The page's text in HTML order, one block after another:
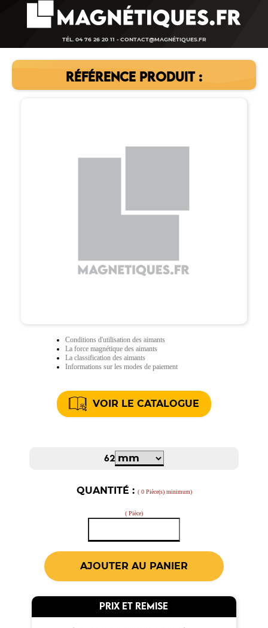
TÉL. 04 76 26 20 11 - CONTACT@MAGNÉTIQUES.FR
RÉFÉRENCE PRODUIT :
Conditions d'utilisation des aimants
La force magnétique des aimants
La classification des aimants
Informations sur les modes de paiement
VOIR LE CATALOGUE
62
QUANTITÉ : ( 0 Pièce(s) minimum)
( Pièce)
PRIX ET REMISE